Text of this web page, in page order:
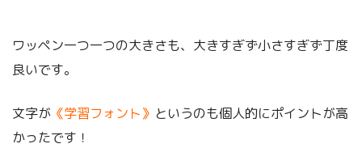
ワッペン一つ一つの大きさも、大きすぎず小さすぎず丁度
良いです。
文字が 《学習フォント》 というのも個人的にポイントが高
かったです！